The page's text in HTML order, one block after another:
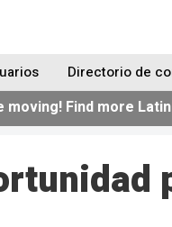
Directorio de
moving! Find more